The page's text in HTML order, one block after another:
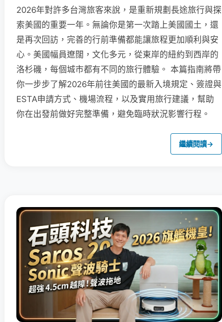
2026年對許多台灣旅客來說，是重新規劃長途旅行與探
索美國的重要一年。無論你是第一次踏上美國國土，還
是再次回訪，完善的行前準備都能讓旅程更加順利與安
心。美國幅員遼闊，文化多元，從東岸的紐約到西岸的
洛杉磯，每個城市都有不同的旅行體驗。 本篇指南將帶
你一步步了解2026年前往美國的最新入境規定、簽證與
ESTA申請方式、機場流程，以及實用旅行建議，幫助
你在出發前做好完整準備，避免臨時狀況影響行程。
繼續閱讀→